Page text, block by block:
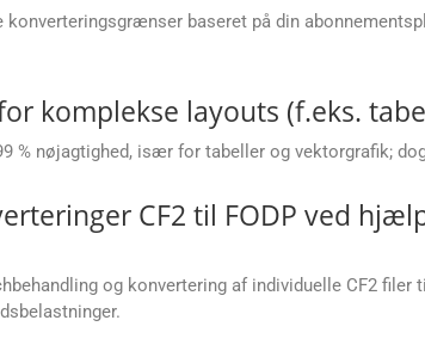
konverteringsgrænser baseret på din
komplekse layouts (f.eks.
% nøjagtighed, især for tabeller og vektorgrafik;
CF2 til FODP ved
og konvertering af individuelle CF2